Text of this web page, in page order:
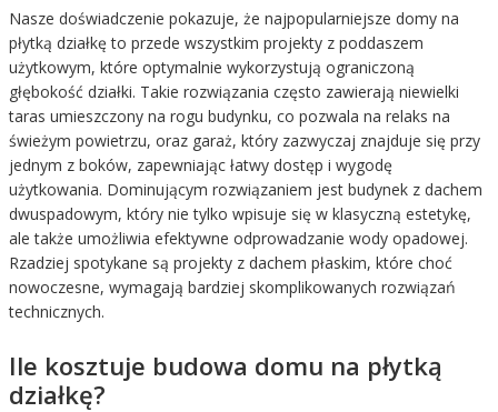
Nasze doświadczenie pokazuje, że najpopularniejsze domy na
płytką działkę to przede wszystkim projekty z poddaszem
użytkowym, które optymalnie wykorzystują ograniczoną
głębokość działki. Takie rozwiązania często zawierają niewielki
taras umieszczony na rogu budynku, co pozwala na relaks na
świeżym powietrzu, oraz garaż, który zazwyczaj znajduje się przy
jednym z boków, zapewniając łatwy dostęp i wygodę
użytkowania. Dominującym rozwiązaniem jest budynek z dachem
dwuspadowym, który nie tylko wpisuje się w klasyczną estetykę,
ale także umożliwia efektywne odprowadzanie wody opadowej.
Rzadziej spotykane są projekty z dachem płaskim, które choć
nowoczesne, wymagają bardziej skomplikowanych rozwiązań
technicznych.
Ile kosztuje budowa domu na płytką
działkę?